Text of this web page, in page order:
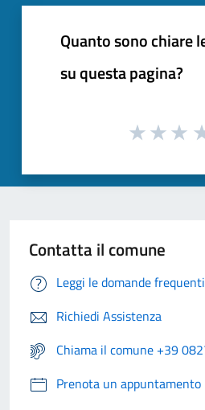
Quanto sono chiare
su questa pagina?
Contatta il comune
Leggi le domande frequenti
Richiedi Assistenza
Chiama il comune +39
Prenota un appuntamento